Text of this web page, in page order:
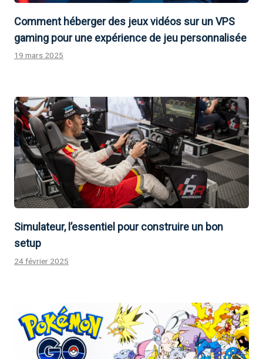
Comment héberger des jeux vidéos sur un VPS
gaming pour une expérience de jeu personnalisée
19 mars 2025
Simulateur, l’essentiel pour construire un bon
setup
24 février 2025